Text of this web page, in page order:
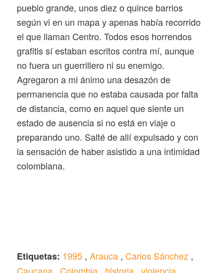
pueblo grande, unos diez o quince barrios
según vi en un mapa y apenas había recorrido
el que llaman Centro. Todos esos horrendos
grafitis sí estaban escritos contra mí, aunque
no fuera un guerrillero ni su enemigo.
Agregaron a mi ánimo una desazón de
permanencia que no estaba causada por falta
de distancia, como en aquel que siente un
estado de ausencia si no está en viaje o
preparando uno. Salté de allí expulsado y con
la sensación de haber asistido a una intimidad
colombiana.
Etiquetas: 1995, Arauca, Carlos Sánchez ,
Caucana, Colombia, historia, violencia